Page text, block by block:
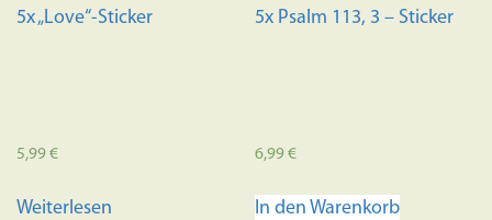
5x „Love“-Sticker
5,99€
Weiterlesen
5x Psalm 113, 3 – Sticker
6,99€
In den Warenkorb